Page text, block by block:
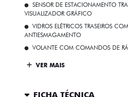
SENSOR DE ESTACIONAMENTO
VISUALIZADOR GRÁFICO
VIDROS ELÉTRICOS TRASEIROS
ANTIESMAGAMENTO
VOLANTE COM COMANDOS DE
VER MAIS
FICHA TÉCNICA